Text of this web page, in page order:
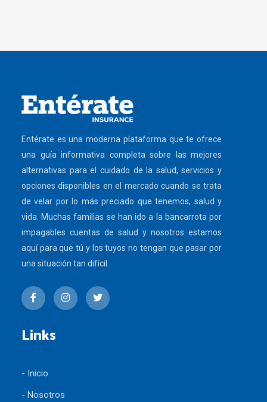
Entérate es una moderna plataforma que te ofrece
una guía informativa completa sobre las mejores
alternativas para el cuidado de la salud, servicios y
opciones disponibles en el mercado cuando se trata
de velar por lo más preciado que tenemos, salud y
vida. Muchas familias se han ido a la bancarrota por
impagables cuentas de salud y nosotros estamos
aquí para que tú y los tuyos no tengan que pasar por
una situación tan difícil.
Links
- Inicio
- Nosotros